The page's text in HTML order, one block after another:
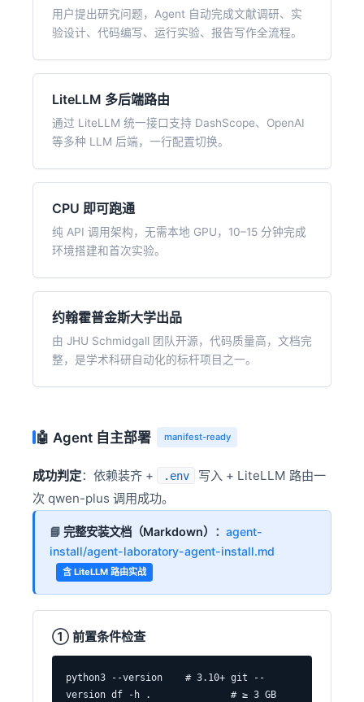
用户提出研究问题，Agent 自动完成文献调研、实
验设计、代码编写、运行实验、报告写作全流程。
LiteLLM 多后端路由
通过 LiteLLM 统一接口支持 DashScope、OpenAI
等多种 LLM 后端，一行配置切换。
CPU 即可跑通
纯 API 调用架构，无需本地 GPU，10–15 分钟完成
环境搭建和首次实验。
约翰霍普金斯大学出品
由 JHU Schmidgall 团队开源，代码质量高，文档完
整，是学术科研自动化的标杆项目之一。
🤖 Agent 自主部署 manifest-ready
成功判定：依赖装齐 + .env
写入 + LiteLLM 路由一
次 qwen-plus 调用成功。
📘 完整安装文档（Markdown） ： agent-
install/agent-laboratory-agent-install.md
含 LiteLLM 路由实战
① 前置条件检查
python3 --version    # 3.10+ git --
version df -h .              # ≥ 3 GB